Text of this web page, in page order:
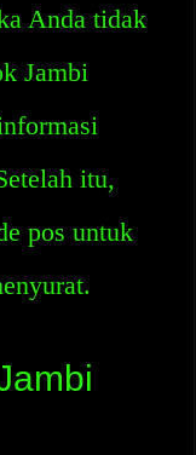
Anda tidak
Jambi
itu,
pos untuk